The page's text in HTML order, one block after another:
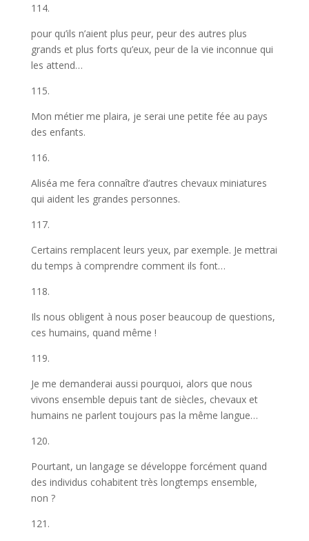
114.
pour qu’ils n’aient plus peur, peur des autres plus
grands et plus forts qu’eux, peur de la vie inconnue qui
les attend…
115.
Mon métier me plaira, je serai une petite fée au pays
des enfants.
116.
Aliséa me fera connaître d’autres chevaux miniatures
qui aident les grandes personnes.
117.
Certains remplacent leurs yeux, par exemple. Je mettrai
du temps à comprendre comment ils font…
118.
Ils nous obligent à nous poser beaucoup de questions,
ces humains, quand même !
119.
Je me demanderai aussi pourquoi, alors que nous
vivons ensemble depuis tant de siècles, chevaux et
humains ne parlent toujours pas la même langue…
120.
Pourtant, un langage se développe forcément quand
des individus cohabitent très longtemps ensemble,
non ?
121.